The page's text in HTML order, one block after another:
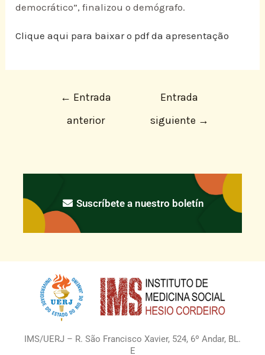
democrático”, finalizou o demógrafo.
Clique aqui para baixar o pdf da apresentação
← Entrada
anterior
Entrada
siguiente →
Suscríbete a nuestro boletín
IMS/UERJ – R. São Francisco Xavier, 524, 6º Andar, BL.
E